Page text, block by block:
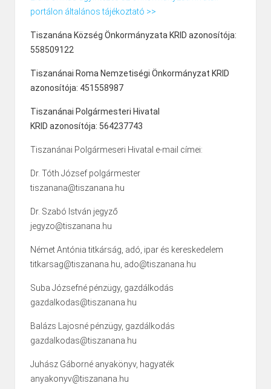
portálon általános tájékoztató >>
Tiszanána Község Önkormányzata KRID azonosítója:
558509122
Tiszanánai Roma Nemzetiségi Önkormányzat KRID
azonosítója: 451558987
Tiszanánai Polgármesteri Hivatal
KRID azonosítója: 564237743
Tiszanánai Polgármeseri Hivatal e-mail címei:
Dr. Tóth József polgármester
tiszanana@tiszanana.hu
Dr. Szabó István jegyző
jegyzo@tiszanana.hu
Német Antónia titkárság, adó, ipar és kereskedelem
titkarsag@tiszanana.hu, ado@tiszanana.hu
Suba Józsefné pénzügy, gazdálkodás
gazdalkodas@tiszanana.hu
Balázs Lajosné pénzügy, gazdálkodás
gazdalkodas@tiszanana.hu
Juhász Gáborné anyakönyv, hagyaték
anyakonyv@tiszanana.hu